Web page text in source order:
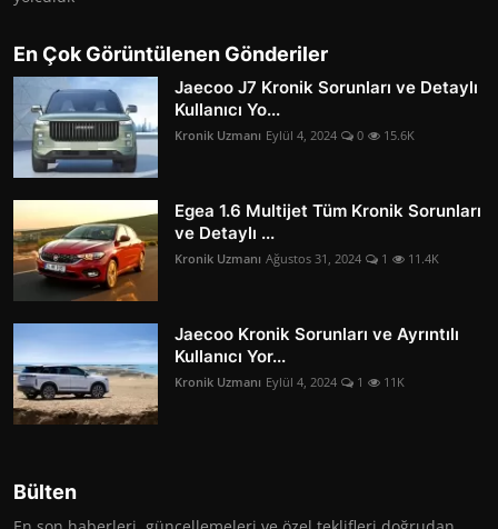
En Çok Görüntülenen Gönderiler
Jaecoo J7 Kronik Sorunları ve Detaylı
Kullanıcı Yo...
Kronik Uzmanı Eylül 4, 2024 0 15.6K
Egea 1.6 Multijet Tüm Kronik Sorunları
ve Detaylı ...
Kronik Uzmanı Ağustos 31, 2024 1 11.4K
Jaecoo Kronik Sorunları ve Ayrıntılı
Kullanıcı Yor...
Kronik Uzmanı Eylül 4, 2024 1 11K
Bülten